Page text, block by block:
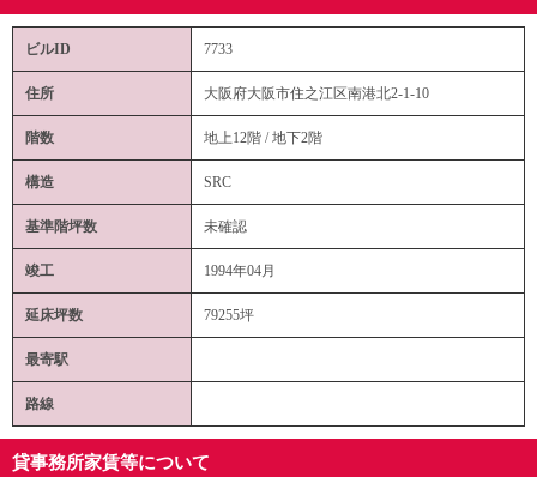
ビルID 7733
住所 大阪府大阪市住之江区南港北2-1-10
階数 地上12階 / 地下2階
構造 SRC
基準階坪数 未確認
竣工 1994年04月
延床坪数 79255坪
最寄駅
路線
貸事務所家賃等について